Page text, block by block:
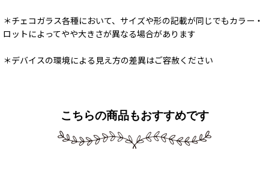
＊チェコガラス各種において、サイズや形の記載が同じでもカラー・
ロットによってやや大きさが異なる場合があります
＊デバイスの環境による見え方の差異はご容赦ください
こちらの商品もおすすめです